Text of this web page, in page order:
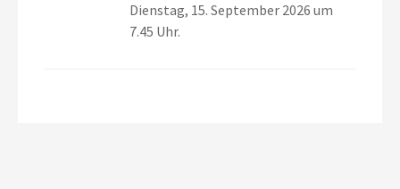
Dienstag, 15. September 2026 um
7.45 Uhr.